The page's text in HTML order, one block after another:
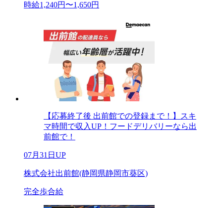
時給1,240円〜1,650円
【応募終了後 出前館での登録まで！】スキ
マ時間で収入UP！フードデリバリーなら出
前館で！
07月31日UP
株式会社出前館(静岡県静岡市葵区)
完全歩合給